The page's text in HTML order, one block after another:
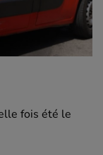
fois été le